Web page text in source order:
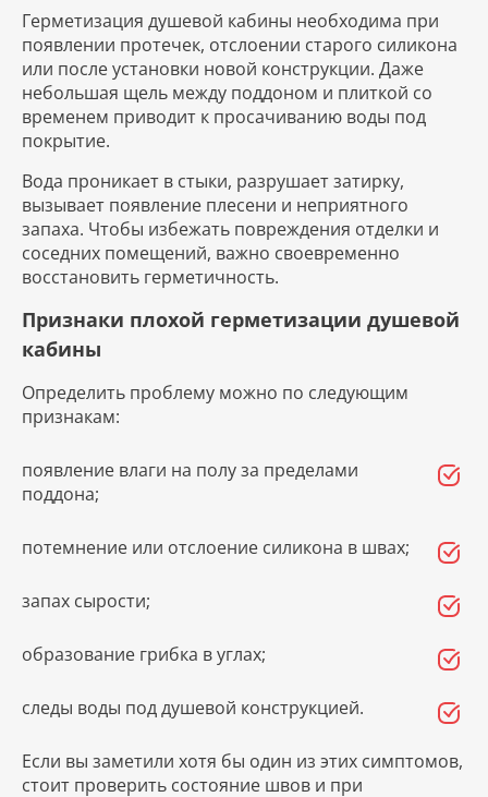
Герметизация душевой кабины необходима при
появлении протечек, отслоении старого силикона
или после установки новой конструкции. Даже
небольшая щель между поддоном и плиткой со
временем приводит к просачиванию воды под
покрытие.
Вода проникает в стыки, разрушает затирку,
вызывает появление плесени и неприятного
запаха. Чтобы избежать повреждения отделки и
соседних помещений, важно своевременно
восстановить герметичность.
Признаки плохой герметизации душевой
кабины
Определить проблему можно по следующим
признакам:
появление влаги на полу за пределами
поддона;
потемнение или отслоение силикона в швах;
запах сырости;
образование грибка в углах;
следы воды под душевой конструкцией.
Если вы заметили хотя бы один из этих симптомов,
стоит проверить состояние швов и при